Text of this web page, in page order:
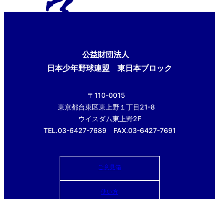
公益財団法人
日本少年野球連盟 東日本ブロック
〒110-0015
東京都台東区東上野１丁目21-8
ウイスダム東上野2F
TEL.03-6427-7689 FAX.03-6427-7691
ご意見箱
使い方